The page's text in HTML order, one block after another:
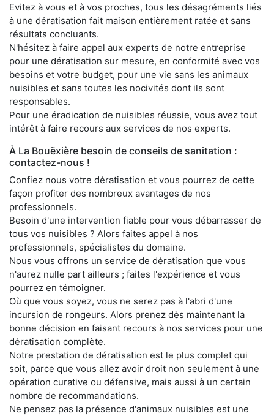
Evitez à vous et à vos proches, tous les désagréments liés
à une dératisation fait maison entièrement ratée et sans
résultats concluants.
N'hésitez à faire appel aux experts de notre entreprise
pour une dératisation sur mesure, en conformité avec vos
besoins et votre budget, pour une vie sans les animaux
nuisibles et sans toutes les nocivités dont ils sont
responsables.
Pour une éradication de nuisibles réussie, vous avez tout
intérêt à faire recours aux services de nos experts.
À La Bouëxière besoin de conseils de sanitation :
contactez-nous !
Confiez nous votre dératisation et vous pourrez de cette
façon profiter des nombreux avantages de nos
professionnels.
Besoin d'une intervention fiable pour vous débarrasser de
tous vos nuisibles ? Alors faites appel à nos
professionnels, spécialistes du domaine.
Nous vous offrons un service de dératisation que vous
n'aurez nulle part ailleurs ; faites l'expérience et vous
pourrez en témoigner.
Où que vous soyez, vous ne serez pas à l'abri d'une
incursion de rongeurs. Alors prenez dès maintenant la
bonne décision en faisant recours à nos services pour une
dératisation complète.
Notre prestation de dératisation est le plus complet qui
soit, parce que vous allez avoir droit non seulement à une
opération curative ou défensive, mais aussi à un certain
nombre de recommandations.
Ne pensez pas la présence d'animaux nuisibles est une